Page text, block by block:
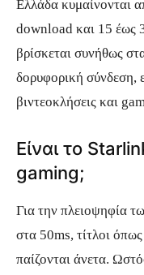
Ελλάδα κυμαίνονται
download και 15 έως
βρίσκεται συνήθως
δορυφορική σύνδεση,
βιντεοκλήσεις και
Είναι το
gaming;
Για την πλειοψηφία
στα 50ms, τίτλοι
παίζονται άνετα.